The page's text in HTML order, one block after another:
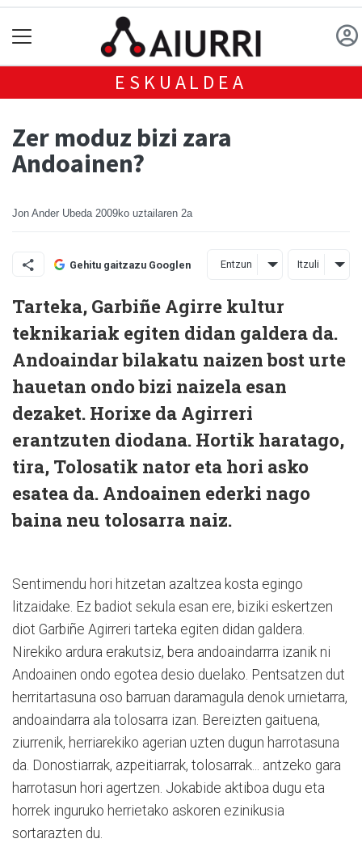
ESKUALDEA
Zer moduz bizi zara
Andoainen?
Jon Ander Ubeda 2009ko uztailaren 2a
Gehitu gaitzazu Googlen Entzun Itzuli
Tarteka, Garbiñe Agirre kultur
teknikariak egiten didan galdera da.
Andoaindar bilakatu naizen bost urte
hauetan ondo bizi naizela esan
dezaket. Horixe da Agirreri
erantzuten diodana. Hortik haratago,
tira, Tolosatik nator eta hori asko
esatea da. Andoainen ederki nago
baina neu tolosarra naiz.
Sentimendu hori hitzetan azaltzea kosta egingo
litzaidake. Ez badiot sekula esan ere, biziki eskertzen
diot Garbiñe Agirreri tarteka egiten didan galdera.
Nirekiko ardura erakutsiz, bera andoaindarrra izanik ni
Andoainen ondo egotea desio duelako. Pentsatzen dut
herritartasuna oso barruan daramagula denok urnietarra,
andoaindarra ala tolosarra izan. Bereizten gaituena,
ziurrenik, herriarekiko agerian uzten dugun harrotasuna
da. Donostiarrak, azpeitiarrak, tolosarrak... antzeko gara
harrotasun hori agertzen. Jokabide aktiboa dugu eta
horrek inguruko herrietako askoren ezinikusia
sortarazten du.